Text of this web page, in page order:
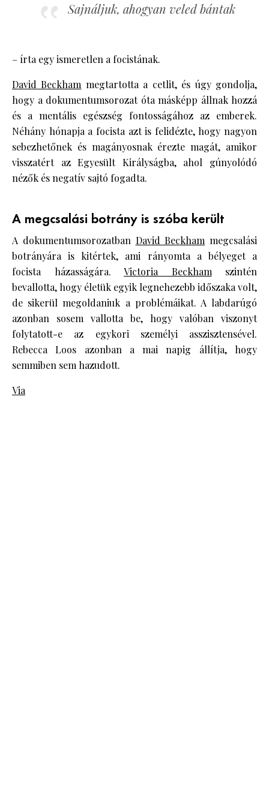
Sajnáljuk, ahogyan veled bántak
– írta egy ismeretlen a focistának.
David Beckham megtartotta a cetlit, és úgy gondolja,
hogy a dokumentumsorozat óta másképp állnak hozzá
és a mentális egészség fontosságához az emberek.
Néhány hónapja a focista azt is felidézte, hogy nagyon
sebezhetőnek és magányosnak érezte magát, amikor
visszatért az Egyesült Királyságba, ahol gúnyolódó
nézők és negatív sajtó fogadta.
A megcsalási botrány is szóba került
A dokumentumsorozatban David Beckham megcsalási
botrányára is kitértek, ami rányomta a bélyeget a
focista házasságára. Victoria Beckhamszintén
bevallotta, hogy életük egyik legnehezebb időszaka volt,
de sikerül megoldaniuk a problémáikat. A labdarúgó
azonban sosem vallotta be, hogy valóban viszonyt
folytatott-e az egykori személyi asszisztensével.
Rebecca Loos azonban a mai napig állítja, hogy
semmiben sem hazudott.
Via